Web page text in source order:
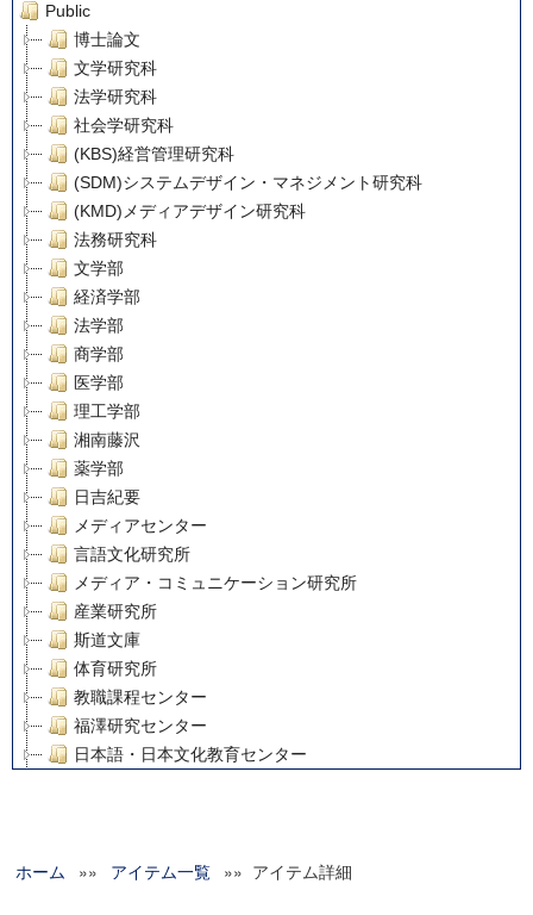
Public
博士論文
文学研究科
法学研究科
社会学研究科
(KBS)経営管理研究科
(SDM)システムデザイン・マネジメント研究科
(KMD)メディアデザイン研究科
法務研究科
文学部
経済学部
法学部
商学部
医学部
理工学部
湘南藤沢
薬学部
日吉紀要
メディアセンター
言語文化研究所
メディア・コミュニケーション研究所
産業研究所
斯道文庫
体育研究所
教職課程センター
福澤研究センター
日本語・日本文化教育センター
グローバルリサーチインスティテュート
ホーム »» アイテム一覧 »» アイテム詳細